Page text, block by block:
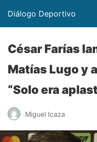
Diálogo Deportivo
César Farías
Matías Lugo y
“Solo era
Miguel Icaza